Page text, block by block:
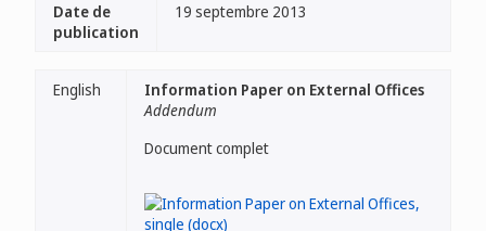
Date de
publication
19 septembre 2013
English
Information Paper on External Offices
Addendum
Document complet